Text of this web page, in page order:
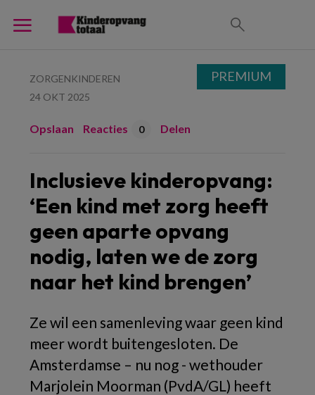
ZORGENKINDEREN
24 OKT 2025
Opslaan Reacties 0 Delen
Inclusieve kinderopvang:
‘Een kind met zorg heeft
geen aparte opvang
nodig, laten we de zorg
naar het kind brengen’
Ze wil een samenleving waar geen kind
meer wordt buitengesloten. De
Amsterdamse – nu nog - wethouder
Marjolein Moorman (PvdA/GL) heeft
PREMIUM